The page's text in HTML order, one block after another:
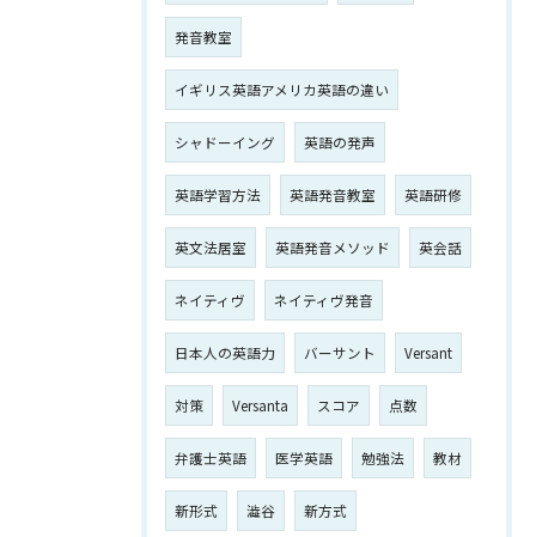
発音教室
イギリス英語アメリカ英語の違い
シャドーイング 英語の発声
英語学習方法 英語発音教室 英語研修
英文法居室 英語発音メソッド 英会話
ネイティヴ ネイティヴ発音
日本人の英語力 バーサント Versant
対策 Versanta スコア 点数
弁護士英語 医学英語 勉強法 教材
新形式 澁谷 新方式